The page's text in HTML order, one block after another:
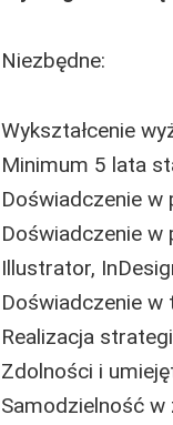
Niezbędne:
Wykształcenie
Minimum 5 lata
Doświadczenie w
Doświadczenie
Illustrator,
Doświadczenie w
Realizacja
Zdolności i
Samodzielność